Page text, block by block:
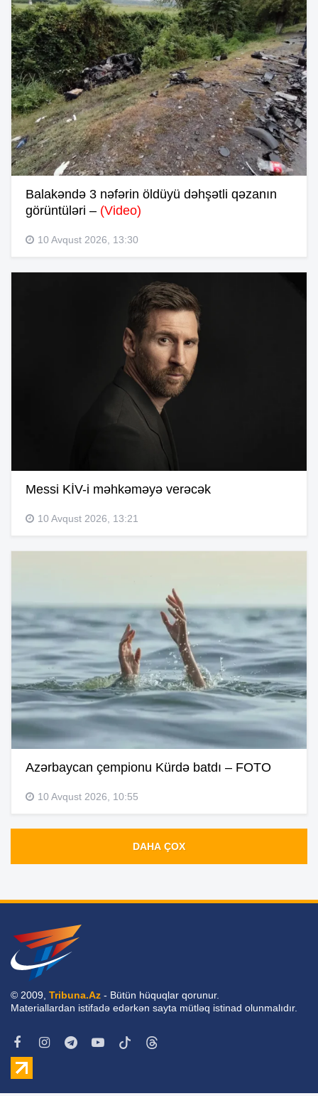
Balakəndə 3 nəfərin öldüyü dəhşətli qəzanın
görüntüləri – (Video)
10 Avqust 2026, 13:30
Messi KİV-i məhkəməyə verəcək
10 Avqust 2026, 13:21
Azərbaycan çempionu Kürdə batdı – FOTO
10 Avqust 2026, 10:55
DAHA ÇOX
© 2009, Tribuna.Az - Bütün hüquqlar qorunur.
Materiallardan istifadə edərkən sayta mütləq istinad olunmalıdır.